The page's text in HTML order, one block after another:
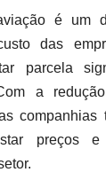
é um
das
parcela
a
companhias
preços